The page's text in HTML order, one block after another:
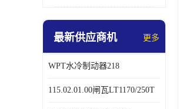
最新供应商机 更多
WPT水冷制动器218
115.02.01.00闸瓦LT1170/250T